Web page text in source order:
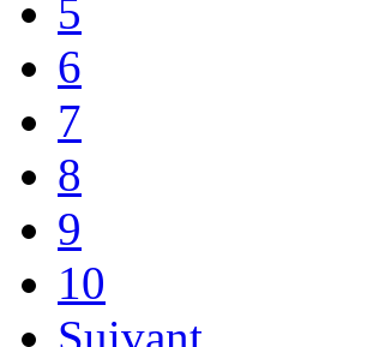
5
6
7
8
9
10